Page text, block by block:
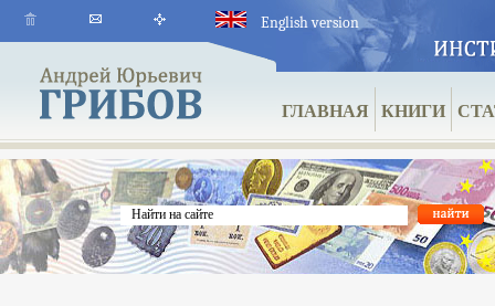
ГЛАВНАЯ КНИГИ
English version